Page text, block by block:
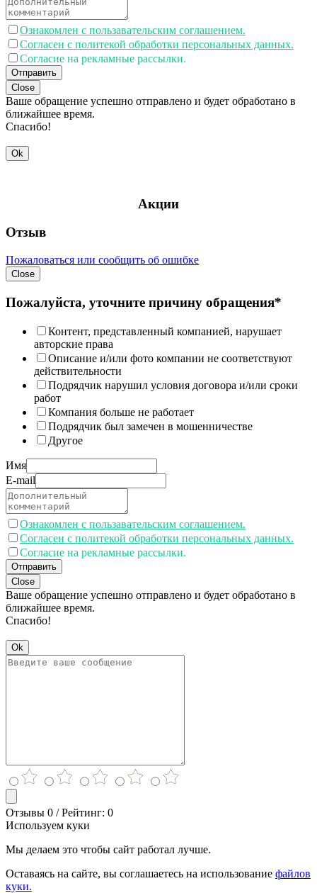
Ознакомлен с пользавательским соглашением.
Согласен с политекой обработки персональных данных.
Согласие на рекламные рассылки.
Отправить
Close
Ваше обращение успешно отправлено и будет обработано в
ближайшее время.
Спасибо!
Ok
Акции
Отзыв
Пожаловаться или сообщить об ошибке
Close
Пожалуйста, уточните причину обращения*
Контент, представленный компанией, нарушает
авторские права
Описание и/или фото компании не соответствуют
действительности
Подрядчик нарушил условия договора и/или сроки
работ
Компания больше не работает
Подрядчик был замечен в мошенничестве
Другое
Имя
E-mail
Ознакомлен с пользавательским соглашением.
Согласен с политекой обработки персональных данных.
Согласие на рекламные рассылки.
Отправить
Close
Ваше обращение успешно отправлено и будет обработано в
ближайшее время.
Спасибо!
Ok
Отзывы 0 / Рейтинг: 0
Используем куки
Мы делаем это чтобы сайт работал лучше.
Оставаясь на сайте, вы соглашаетесь на использование файлов
куки.